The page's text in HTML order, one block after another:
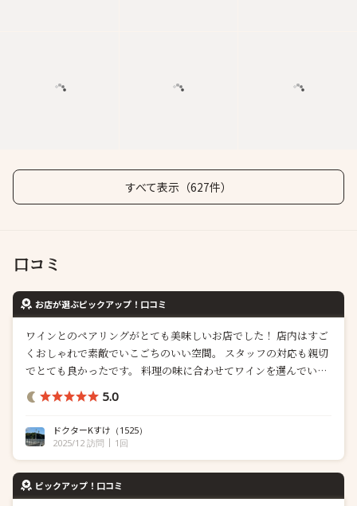
すべて表示（627件）
口コミ
お店が選ぶピックアップ！口コミ
ワインとのペアリングがとても美味しいお店でした！ 店内はすご
くおしゃれで素敵でいこごちのいい空間。 スタッフの対応も親切
でとても良かったです。 料理の味に合わせてワインを選んでいた
だき 普段飲まないようなワインもペアリングして来ただきまし
た。
5.0
ドクターKすけ （1525）
2025/12 訪問
1回
ピックアップ！口コミ